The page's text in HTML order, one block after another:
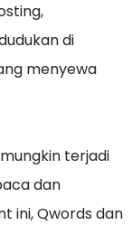
di
menyewa
terjadi
dan
ini, Qwords dan